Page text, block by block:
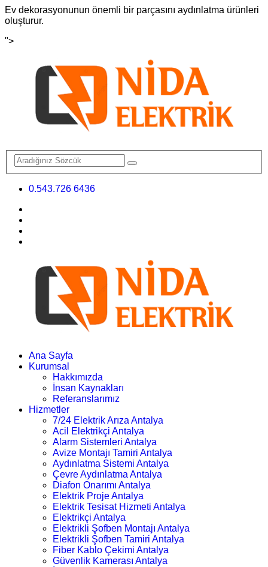
Ev dekorasyonunun önemli bir parçasını aydınlatma ürünleri
oluşturur.
">
0.543.726 6436
Ana Sayfa
Kurumsal
Hakkımızda
İnsan Kaynakları
Referanslarımız
Hizmetler
7/24 Elektrik Arıza Antalya
Acil Elektrikçi Antalya
Alarm Sistemleri Antalya
Avize Montajı Tamiri Antalya
Aydınlatma Sistemi Antalya
Çevre Aydınlatma Antalya
Diafon Onarımı Antalya
Elektrik Proje Antalya
Elektrik Tesisat Hizmeti Antalya
Elektrikçi Antalya
Elektrikli Şofben Montajı Antalya
Elektrikli Şofben Tamiri Antalya
Fiber Kablo Çekimi Antalya
Güvenlik Kamerası Antalya